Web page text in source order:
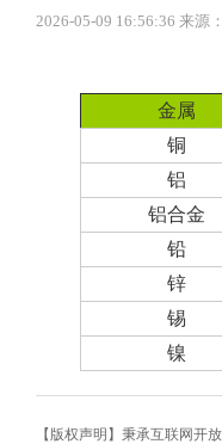
2026-05-09 16:56:36 来源
金属
铜
铝
铝合金
铅
锌
锡
镍
【版权声明】秉承互联网开